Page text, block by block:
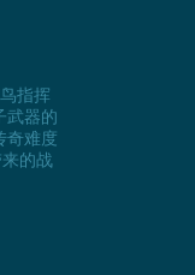
指挥
武器的
奇难度
的战